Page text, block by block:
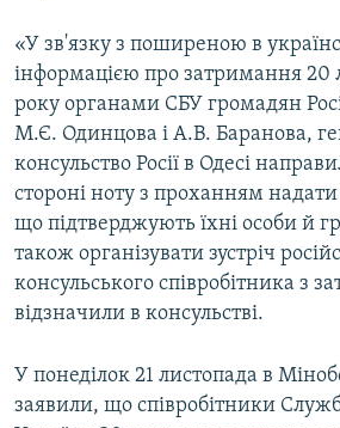
УКРАЇНСЬКА ПРОБЛЕМА КРИМУ
ІНФОГРАФІКА
ДОЛУЧАЙСЯ!
Усі сайти RFE/RL
«У зв'язку з поширеною в
інформацією про затримання 20
року органами СБУ громадян
М.Є. Одинцова і А.В. Баранова,
консульство Росії в Одесі
стороні ноту з проханням надати
що підтверджують їхні особи й
також організувати зустріч
консульського співробітника з
відзначили в консульстві.
У понеділок 21 листопада в
заявили, що співробітники